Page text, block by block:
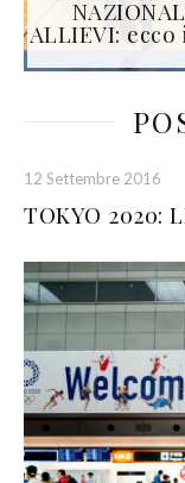
ALLIEVI: ecco
12 Settembre 2016
TOKYO 2020: